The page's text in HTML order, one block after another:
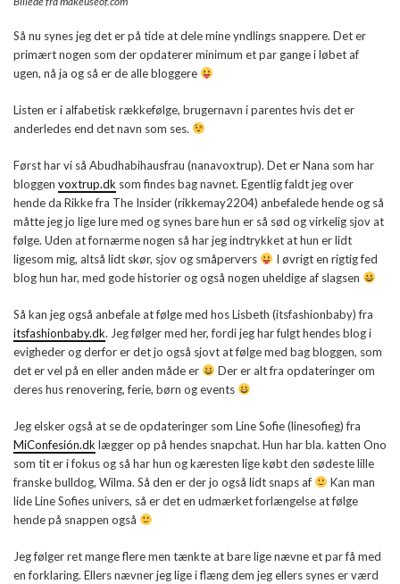
Så nu synes jeg det er på tide at dele mine yndlings snappere. Det er
primært nogen som der opdaterer minimum et par gange i løbet af
ugen, nå ja og så er de alle bloggere
Listen er i alfabetisk rækkefølge, brugernavn i parentes hvis det er
anderledes end det navn som ses.
Først har vi så Abudhabihausfrau (nanavoxtrup). Det er Nana som har
bloggen voxtrup.dk som findes bag navnet. Egentlig faldt jeg over
hende da Rikke fra The Insider (rikkemay2204) anbefalede hende og så
måtte jeg jo lige lure med og synes bare hun er så sød og virkelig sjov at
følge. Uden at fornærme nogen så har jeg indtrykket at hun er lidt
ligesom mig, altså lidt skør, sjov og småpervers
I øvrigt en rigtig fed
blog hun har, med gode historier og også nogen uheldige af slagsen
Så kan jeg også anbefale at følge med hos Lisbeth (itsfashionbaby) fra
itsfashionbaby.dk. Jeg følger med her, fordi jeg har fulgt hendes blog i
evigheder og derfor er det jo også sjovt at følge med bag bloggen, som
det er vel på en eller anden måde er
Der er alt fra opdateringer om
deres hus renovering, ferie, børn og events
Jeg elsker også at se de opdateringer som Line Sofie (linesofieg) fra
MiConfesión.dk lægger op på hendes snapchat. Hun har bla. katten Ono
som tit er i fokus og så har hun og kæresten lige købt den sødeste lille
franske bulldog, Wilma. Så den er der jo også lidt snaps af
Kan man
lide Line Sofies univers, så er det en udmærket forlængelse at følge
hende på snappen også
Jeg følger ret mange flere men tænkte at bare lige nævne et par få med
en forklaring. Ellers nævner jeg lige i flæng dem jeg ellers synes er værd